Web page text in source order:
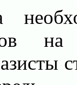
на